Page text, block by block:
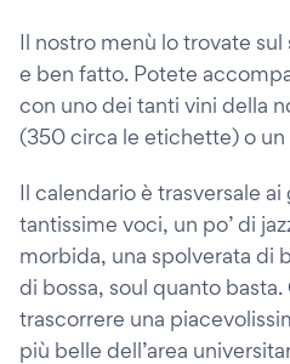
Il nostro menù lo trovate
e ben fatto. Potete
con uno dei tanti vini della
(350 circa le etichette) o
Il calendario è trasversale
tantissime voci, un po’ di
morbida, una spolverata di
di bossa, soul quanto
trascorrere una
più belle dell’area